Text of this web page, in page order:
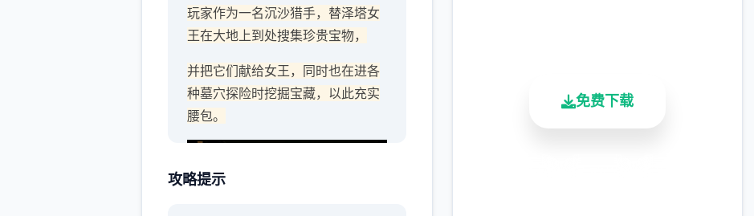
玩家作为一名沉沙猎手，替泽塔女
王在大地上到处搜集珍贵宝物，
并把它们献给女王，同时也在进各
种墓穴探险时挖掘宝藏，以此充实
腰包。
攻略提示
免费下载